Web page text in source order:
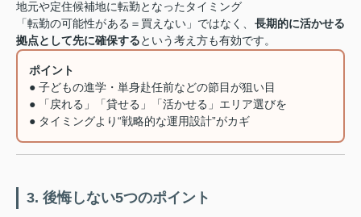
地元や定住候補地に転勤となったタイミング
「転勤の可能性がある＝買えない」ではなく、 長期的に活かせる
拠点として先に確保するという考え方も有効です。
ポイント
● 子どもの進学・単身赴任前などの節目が狙い目
● 「戻れる」「貸せる」「活かせる」エリア選びを
● タイミングより“戦略的な運用設計”がカギ
3. 後悔しない5つのポイント